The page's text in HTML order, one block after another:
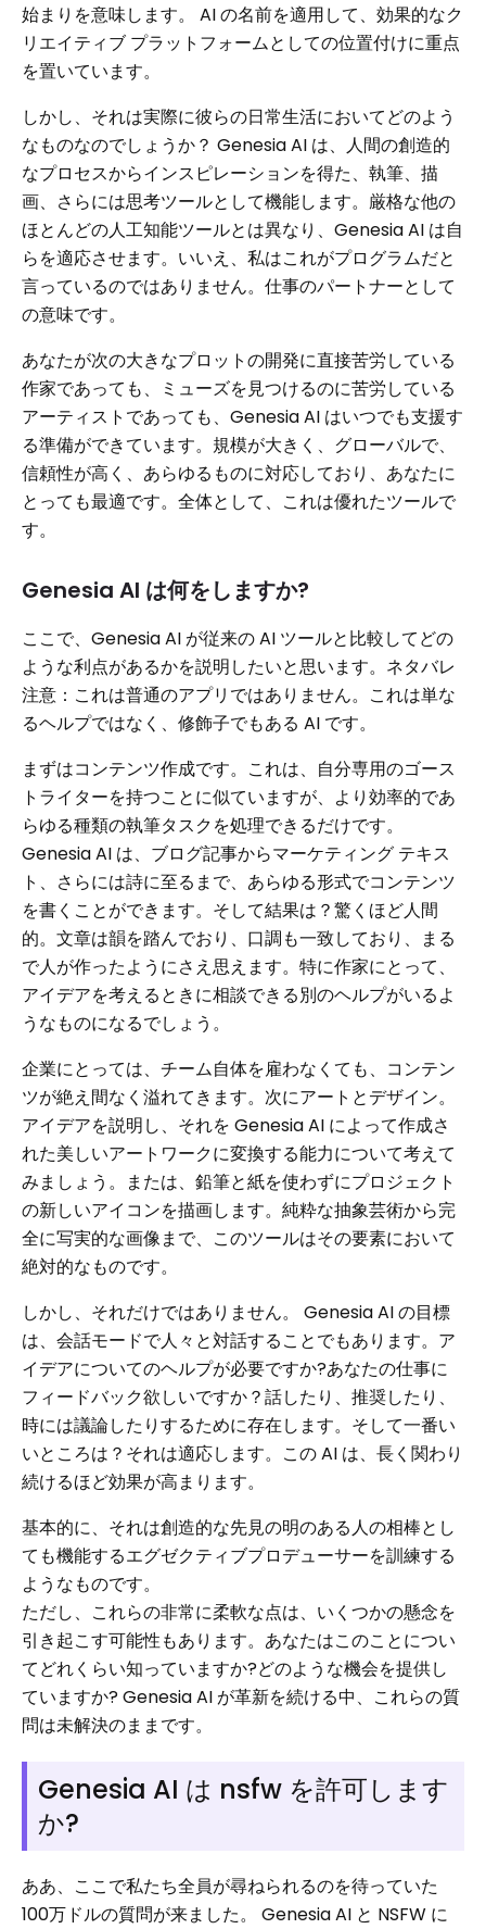
始まりを意味します。 AI の名前を適用して、効果的なク
リエイティブ プラットフォームとしての位置付けに重点
を置いています。
しかし、それは実際に彼らの日常生活においてどのよう
なものなのでしょうか？ Genesia AI は、人間の創造的
なプロセスからインスピレーションを得た、執筆、描
画、さらには思考ツールとして機能します。厳格な他の
ほとんどの人工知能ツールとは異なり、Genesia AI は自
らを適応させます。いいえ、私はこれがプログラムだと
言っているのではありません。仕事のパートナーとして
の意味です。
あなたが次の大きなプロットの開発に直接苦労している
作家であっても、ミューズを見つけるのに苦労している
アーティストであっても、Genesia AI はいつでも支援す
る準備ができています。規模が大きく、グローバルで、
信頼性が高く、あらゆるものに対応しており、あなたに
とっても最適です。全体として、これは優れたツールで
す。
Genesia AI は何をしますか?
ここで、Genesia AI が従来の AI ツールと比較してどの
ような利点があるかを説明したいと思います。ネタバレ
注意：これは普通のアプリではありません。これは単な
るヘルプではなく、修飾子でもある AI です。
まずはコンテンツ作成です。これは、自分専用のゴース
トライターを持つことに似ていますが、より効率的であ
らゆる種類の執筆タスクを処理できるだけです。
Genesia AI は、ブログ記事からマーケティング テキス
ト、さらには詩に至るまで、あらゆる形式でコンテンツ
を書くことができます。そして結果は？驚くほど人間
的。文章は韻を踏んでおり、口調も一致しており、まる
で人が作ったようにさえ思えます。特に作家にとって、
アイデアを考えるときに相談できる別のヘルプがいるよ
うなものになるでしょう。
企業にとっては、チーム自体を雇わなくても、コンテン
ツが絶え間なく溢れてきます。次にアートとデザイン。
アイデアを説明し、それを Genesia AI によって作成さ
れた美しいアートワークに変換する能力について考えて
みましょう。または、鉛筆と紙を使わずにプロジェクト
の新しいアイコンを描画します。純粋な抽象芸術から完
全に写実的な画像まで、このツールはその要素において
絶対的なものです。
しかし、それだけではありません。 Genesia AI の目標
は、会話モードで人々と対話することでもあります。ア
イデアについてのヘルプが必要ですか?あなたの仕事に
フィードバック欲しいですか？話したり、推奨したり、
時には議論したりするために存在します。そして一番い
いところは？それは適応します。この AI は、長く関わり
続けるほど効果が高まります。
基本的に、それは創造的な先見の明のある人の相棒とし
ても機能するエグゼクティブプロデューサーを訓練する
ようなものです。
ただし、これらの非常に柔軟な点は、いくつかの懸念を
引き起こす可能性もあります。あなたはこのことについ
てどれくらい知っていますか?どのような機会を提供し
ていますか? Genesia AI が革新を続ける中、これらの質
問は未解決のままです。
Genesia AI は nsfw を許可します
か?
ああ、ここで私たち全員が尋ねられるのを待っていた
100万ドルの質問が来ました。 Genesia AI と NSFW に